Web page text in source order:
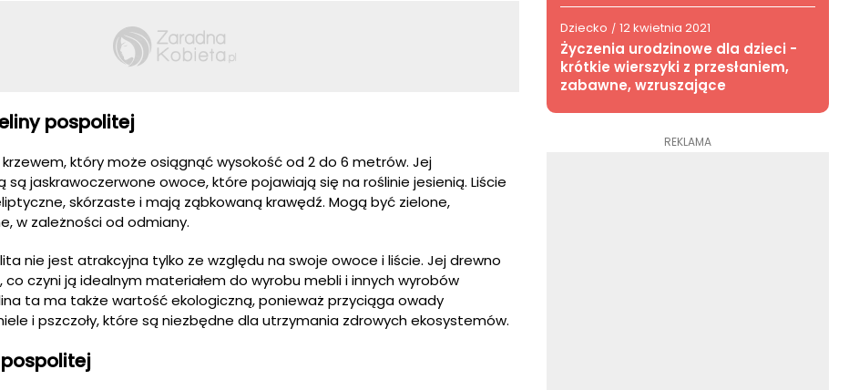
pospolitej
który może osiągnąć wysokość od 2 do 6 metrów. Jej
jaskrawoczerwone owoce, które pojawiają się na roślinie jesienią. Liście
skórzaste i mają ząbkowaną krawędź. Mogą być zielone,
w zależności od odmiany.
nie jest atrakcyjna tylko ze względu na swoje owoce i liście. Jej drewno
czyni ją idealnym materiałem do wyrobu mebli i innych wyrobów
ta ma także wartość ekologiczną, ponieważ przyciąga owady
i pszczoły, które są niezbędne dla utrzymania zdrowych ekosystemów.
Dziecko / 12 kwietnia 2021
Życzenia urodzinowe dla dzieci -
krótkie wierszyki z przesłaniem,
zabawne, wzruszające
REKLAMA